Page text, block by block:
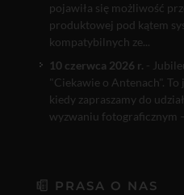
pojawiła się możliwość
produktowej pod kątem
kompatybilnych ze...
10 czerwca 2026 r. -
"Ciekawie o Antenach".
kiedy zapraszamy do
wyzwaniu fotograficznym
PRASA O NAS